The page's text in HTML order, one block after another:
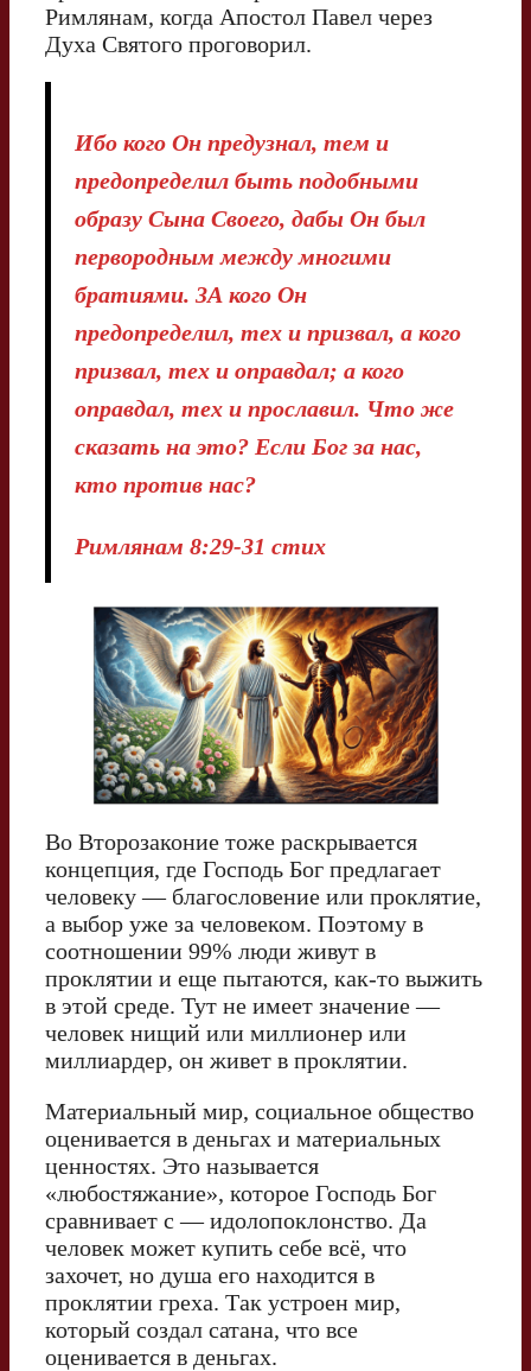
Римлянам, когда Апостол Павел через
Духа Святого проговорил.
Ибо кого Он предузнал, тем и
предопределил быть подобными
образу Сына Своего, дабы Он был
первородным между многими
братиями. 3А кого Он
предопределил, тех и призвал, а кого
призвал, тех и оправдал; а кого
оправдал, тех и прославил. Что же
сказать на это? Если Бог за нас,
кто против нас?
Римлянам 8:29-31 стих
Во Второзаконие тоже раскрывается
концепция, где Господь Бог предлагает
человеку — благословение или проклятие,
а выбор уже за человеком. Поэтому в
соотношении 99% люди живут в
проклятии и еще пытаются, как-то выжить
в этой среде. Тут не имеет значение —
человек нищий или миллионер или
миллиардер, он живет в проклятии.
Материальный мир, социальное общество
оценивается в деньгах и материальных
ценностях. Это называется
«любостяжание», которое Господь Бог
сравнивает с — идолопоклонство. Да
человек может купить себе всё, что
захочет, но душа его находится в
проклятии греха. Так устроен мир,
который создал сатана, что все
оценивается в деньгах.